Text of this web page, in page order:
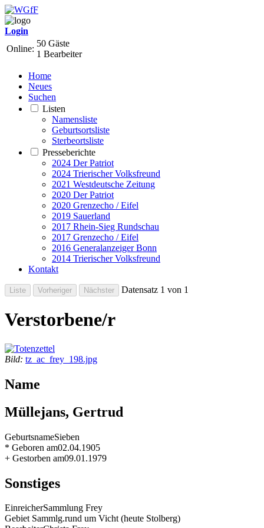
Login
Online:
50 Gäste
1 Bearbeiter
Home
Neues
Suchen
Listen
Namensliste
Geburtsortsliste
Sterbeortsliste
Presseberichte
2024 Der Patriot
2024 Trierischer Volksfreund
2021 Westdeutsche Zeitung
2020 Der Patriot
2020 Grenzecho / Eifel
2019 Sauerland
2017 Rhein-Sieg Rundschau
2017 Grenzecho / Eifel
2016 Generalanzeiger Bonn
2014 Trierischer Volksfreund
Kontakt
Datensatz 1 von 1
Verstorbene/r
Bild: tz_ac_frey_198.jpg
Name
Müllejans, Gertrud
GeburtsnameSieben
* Geboren am02.04.1905
+ Gestorben am09.01.1979
Sonstiges
EinreicherSammlung Frey
Gebiet Sammlg.rund um Vicht (heute Stolberg)